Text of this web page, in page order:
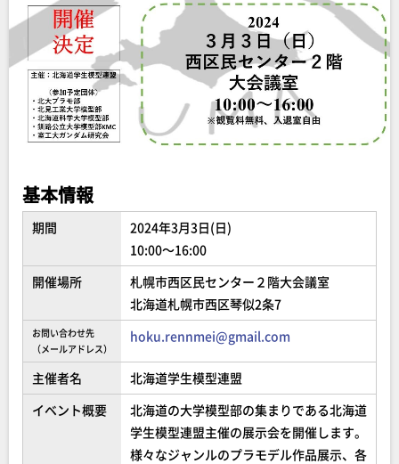
基本情報
期間
2024年3月3日(日)
10:00～16:00
開催場所
札幌市西区民センター２階大会議室
北海道札幌市西区琴似2条7
お問い合わせ先
（メールアドレス）
hoku.rennmei@gmail.com
主催者名
北海道学生模型連盟
イベント概要
北海道の大学模型部の集まりである北海道
学生模型連盟主催の展示会を開催します。
様々なジャンルのプラモデル作品展示、各